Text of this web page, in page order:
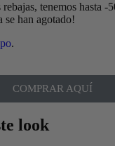
rebajas, tenemos hasta -
se han agotado!
.
COMPRAR AQUÍ
look